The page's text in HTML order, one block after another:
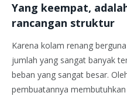
Yang keempat,
rancangan struktur
Karena kolam renang
jumlah yang sangat banyak
beban yang sangat besar.
pembuatannya